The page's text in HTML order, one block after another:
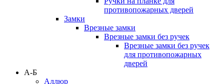
противопожарных дверей
Замки
Врезные замки
Врезные замки без ручек
Врезные замки без ручек
для противопожарных
дверей
А-Б
Аллюр